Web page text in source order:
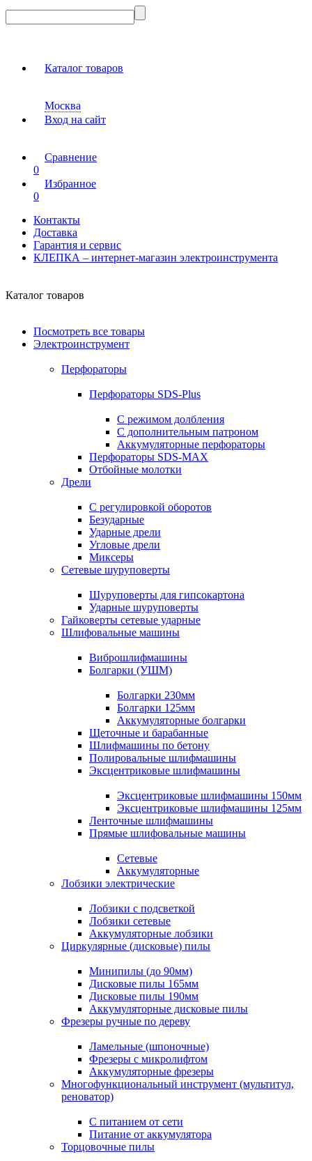
Каталог товаров
Москва
Вход на сайт
Сравнение
0
Избранное
0
Контакты
Доставка
Гарантия и сервис
КЛЕПКА – интернет-магазин электроинструмента
Каталог товаров
Посмотреть все товары
Электроинструмент
Перфораторы
Перфораторы SDS-Plus
С режимом долбления
С дополнительным патроном
Аккумуляторные перфораторы
Перфораторы SDS-MAX
Отбойные молотки
Дрели
С регулировкой оборотов
Безударные
Ударные дрели
Угловые дрели
Миксеры
Сетевые шуруповерты
Шуруповерты для гипсокартона
Ударные шуруповерты
Гайковерты сетевые ударные
Шлифовальные машины
Виброшлифмашины
Болгарки (УШМ)
Болгарки 230мм
Болгарки 125мм
Аккумуляторные болгарки
Щеточные и барабанные
Шлифмашины по бетону
Полировальные шлифмашины
Эксцентриковые шлифмашины
Эксцентриковые шлифмашины 150мм
Эксцентриковые шлифмашины 125мм
Ленточные шлифмашины
Прямые шлифовальные машины
Сетевые
Аккумуляторные
Лобзики электрические
Лобзики с подсветкой
Лобзики сетевые
Аккумуляторные лобзики
Циркулярные (дисковые) пилы
Минипилы (до 90мм)
Дисковые пилы 165мм
Дисковые пилы 190мм
Аккумуляторные дисковые пилы
Фрезеры ручные по дереву
Ламельные (шпоночные)
Фрезеры с микролифтом
Аккумуляторные фрезеры
Многофункциональный инструмент (мультитул,
реноватор)
С питанием от сети
Питание от аккумулятора
Торцовочные пилы